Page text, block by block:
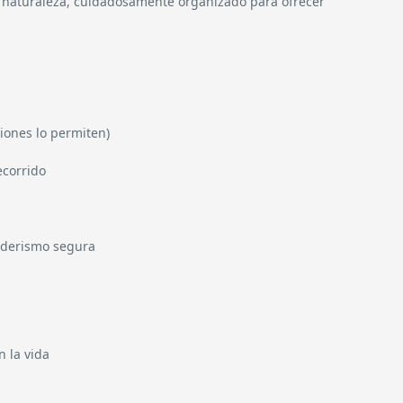
lo permiten)
segura
la vida